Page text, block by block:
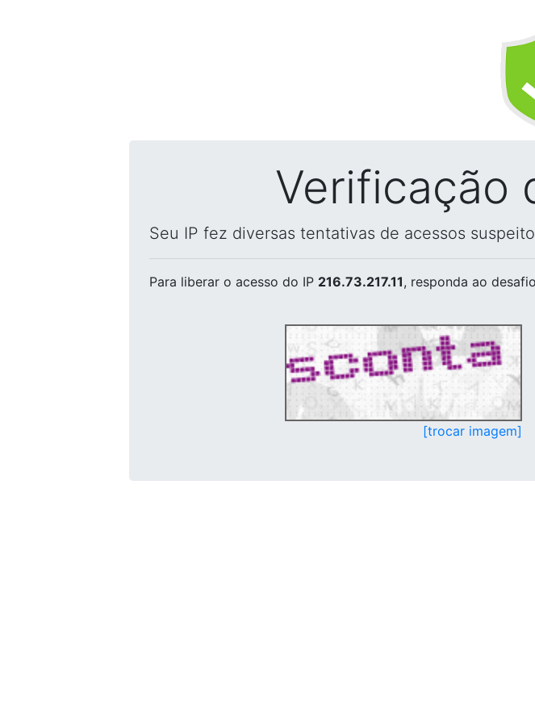
Verificação
Seu IP fez diversas tentativas de acessos
Para liberar o acesso do IP 216.73.217.11, responda ao
[trocar imagem]